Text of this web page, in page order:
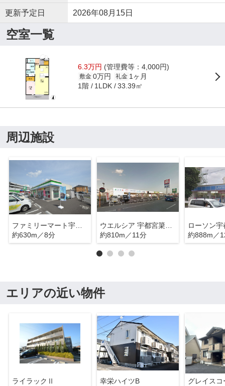
更新予定日 2026年08月15日
空室一覧
6.3万円 (管理費等：4,000円)
敷金 0万円 礼金 1ヶ月
1階 1LDK 33.39㎡
周辺施設
ファミリーマート宇都宮簗瀬中央店
約630m／8分
約810m／11分
約888m／
エリアの近い物件
ライラックⅡ
幸栄ハイツB
グレイス